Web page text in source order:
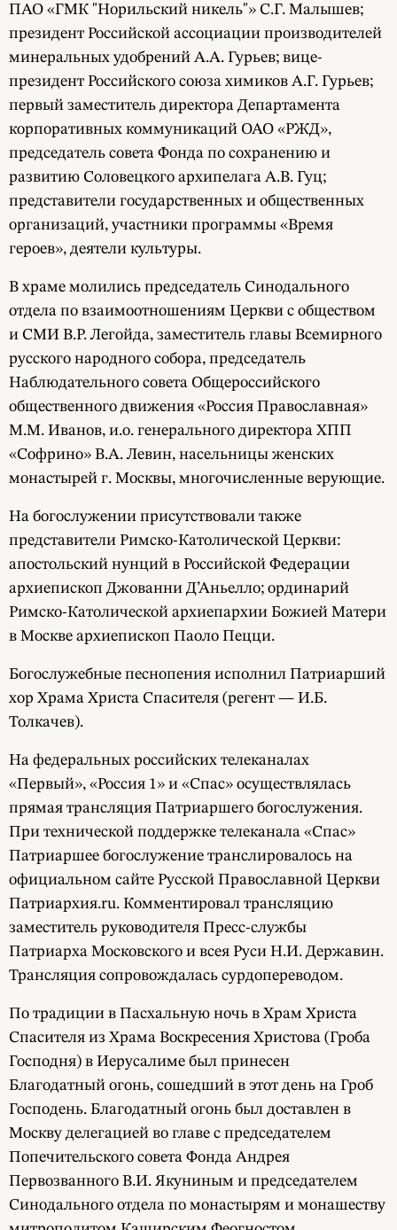
ПАО «ГМК "Норильский никель"» С.Г. Малышев;
президент Российской ассоциации производителей
минеральных удобрений А.А. Гурьев; вице-
президент Российского союза химиков А.Г. Гурьев;
первый заместитель директора Департамента
корпоративных коммуникаций ОАО «РЖД»,
председатель совета Фонда по сохранению и
развитию Соловецкого архипелага А.В. Гуц;
представители государственных и общественных
организаций, участники программы «Время
героев», деятели культуры.
В храме молились председатель Синодального
отдела по взаимоотношениям Церкви с обществом
и СМИ В.Р. Легойда, заместитель главы Всемирного
русского народного собора, председатель
Наблюдательного совета Общероссийского
общественного движения «Россия Православная»
М.М. Иванов, и.о. генерального директора ХПП
«Софрино» В.А. Левин, насельницы женских
монастырей г. Москвы, многочисленные верующие.
На богослужении присутствовали также
представители Римско-Католической Церкви:
апостольский нунций в Российской Федерации
архиепископ Джованни Д’Аньелло; ординарий
Римско-Католической архиепархии Божией Матери
в Москве архиепископ Паоло Пецци.
Богослужебные песнопения исполнил Патриарший
хор Храма Христа Спасителя (регент — И.Б.
Толкачев).
На федеральных российских телеканалах
«Первый», «Россия 1» и «Спас» осуществлялась
прямая трансляция Патриаршего богослужения.
При технической поддержке телеканала «Спас»
Патриаршее богослужение транслировалось на
официальном сайте Русской Православной Церкви
Патриархия.ru. Комментировал трансляцию
заместитель руководителя Пресс-службы
Патриарха Московского и всея Руси Н.И. Державин.
Трансляция сопровождалась сурдопереводом.
По традиции в Пасхальную ночь в Храм Христа
Спасителя из Храма Воскресения Христова (Гроба
Господня) в Иерусалиме был принесен
Благодатный огонь, сошедший в этот день на Гроб
Господень. Благодатный огонь был доставлен в
Москву делегацией во главе с председателем
Попечительского совета Фонда Андрея
Первозванного В.И. Якуниным и председателем
Синодального отдела по монастырям и монашеству